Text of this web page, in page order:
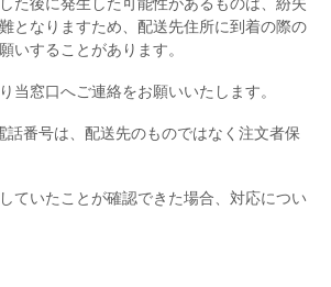
となりますため、配送先住所に到着の際の
いすることがあります。
当窓口へご連絡をお願いいたします。
話番号は、配送先のものではなく注文者保
ていたことが確認できた場合、対応につい